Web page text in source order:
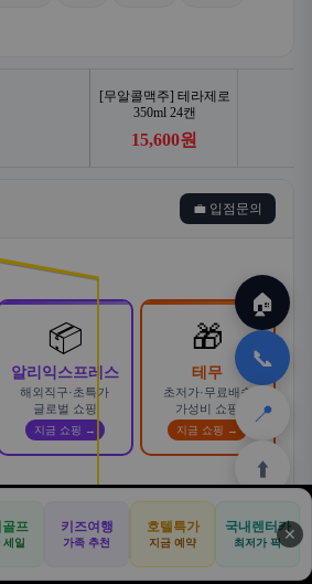
💼 입점문의
📦
알리익스프레스
해외직구·초특가
글로벌 쇼핑
지금 쇼핑 →
🎁
테무
초저가·무료배송
가성비 쇼핑
지금 쇼핑 →
AD
렌트 · 리스 · 월 렌탈료 비교
바로가기 →
⛳
📋
🛒
쿠팡
🎁
테무
🏠
📞
📍
⬆️
🚐
기사등록
🛒
아마존
프
세일
키즈여행
가족 추천
호텔특가
지금 예약
국내렌터카
최저가 픽 ✕